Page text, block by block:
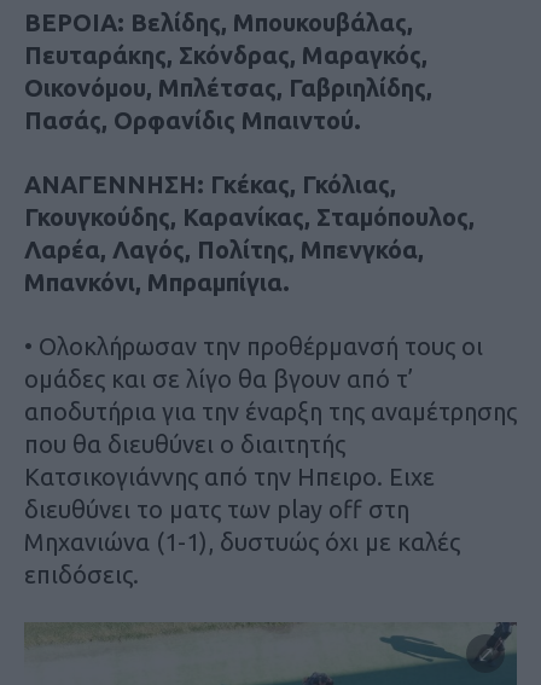
ΒΕΡΟΙΑ: Βελίδης, Μπουκουβάλας,
Πευταράκης, Σκόνδρας, Μαραγκός,
Οικονόμου, Μπλέτσας, Γαβριηλίδης,
Πασάς, Ορφανίδις Μπαιντού.
ΑΝΑΓΕΝΝΗΣΗ: Γκέκας, Γκόλιας,
Γκουγκούδης, Καρανίκας, Σταμόπουλος,
Λαρέα, Λαγός, Πολίτης, Μπενγκόα,
Μπανκόνι, Μπραμπίγια.
• Ολοκλήρωσαν την προθέρμανσή τους οι
ομάδες και σε λίγο θα βγουν από τ’
αποδυτήρια για την έναρξη της αναμέτρησης
που θα διευθύνει ο διαιτητής
Κατσικογιάννης από την Ηπειρο. Ειχε
διευθύνει το ματς των play off στη
Μηχανιώνα (1-1), δυστυώς όχι με καλές
επιδόσεις.